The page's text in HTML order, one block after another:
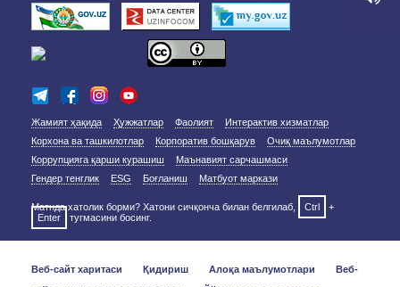
Жамият ҳақида Ҳужжатлар Фаолият
Интерактив хизматлар
Корхона ва ташкилотлар
Корпоратив бошқарув
Очиқ маълумотлар
Коррупцияга қарши курашиш
Маънавият сарчашмаси
Гендер тенглик
ESG Боғланиш Матбуот маркази
Матнда хатолик борми? Хатони сичқонча билан белгилаб, Ctrl
+
Enter
тугмасини босинг.
Веб-сайт харитаси Қидириш Алоқа маълумотлари
Веб-